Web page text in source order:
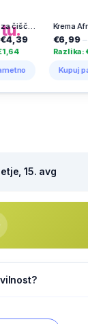
Krema Afrodita Men, Anti-age, 50 ml
€6,99 €10,59
Razlika: €3,60
Kupuj pametno
15. avg